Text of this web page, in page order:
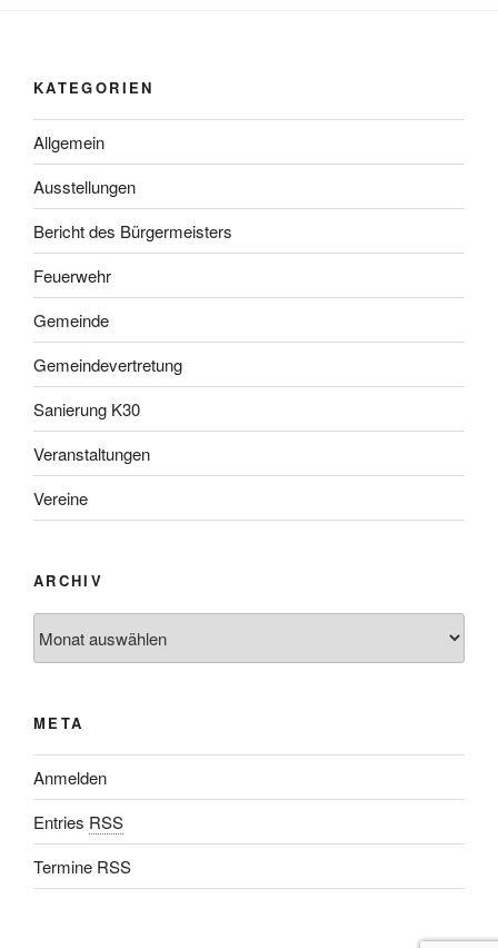
KATEGORIEN
Allgemein
Ausstellungen
Bericht des Bürgermeisters
Feuerwehr
Gemeinde
Gemeindevertretung
Sanierung K30
Veranstaltungen
Vereine
ARCHIV
META
Anmelden
Entries RSS
Termine RSS